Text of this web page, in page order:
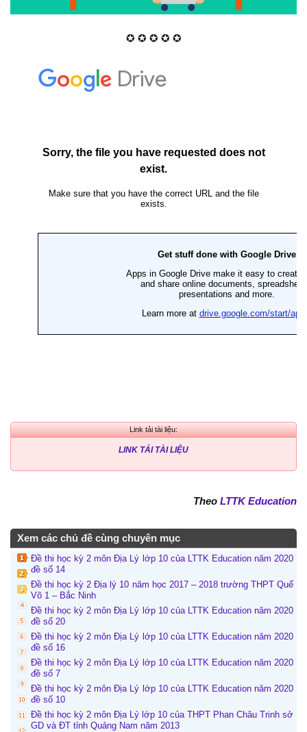
✪ ✪ ✪ ✪ ✪
Link tải tài liệu:
LINK TẢI TÀI LIỆU
Theo LTTK Education
Xem các chủ đề cùng chuyên mục
Đề thi học kỳ 2 môn Địa Lý lớp 10 của LTTK Education năm 2020
đề số 14
Đề thi học kỳ 2 Địa lý 10 năm học 2017 – 2018 trường THPT Quế
Võ 1 – Bắc Ninh
Đề thi học kỳ 2 môn Địa Lý lớp 10 của LTTK Education năm 2020
đề số 20
Đề thi học kỳ 2 môn Địa Lý lớp 10 của LTTK Education năm 2020
đề số 16
Đề thi học kỳ 2 môn Địa Lý lớp 10 của LTTK Education năm 2020
đề số 7
Đề thi học kỳ 2 môn Địa Lý lớp 10 của LTTK Education năm 2020
đề số 10
Đề thi học kỳ 2 môn Địa Lý lớp 10 của THPT Phan Châu Trinh sở
GD và ĐT tỉnh Quảng Nam năm 2013